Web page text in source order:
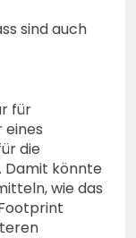
sind auch
für
eines
die
Damit könnte
wie das